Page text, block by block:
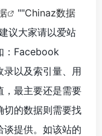
""Chinaz数据
议大家请以爱站
：Facebook
以及索引量、用
，最主要还是需要
切的数据则需要找
提供。如该站的